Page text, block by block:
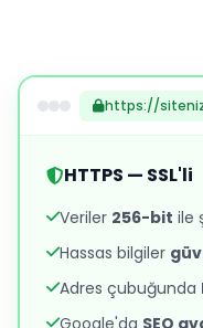
https://
HTTPS — SSL'li
Veriler 256-bit ile
Hassas bilgiler
Adres çubuğunda
Google'da SEO